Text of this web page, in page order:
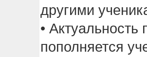
другими
•
пополняется